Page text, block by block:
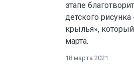
этапе
детского
крылья»,
марта.
18 марта 2021